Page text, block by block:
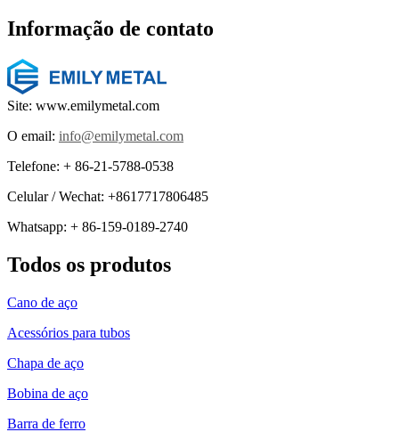
Informação de contato
Site: www.emilymetal.com
O email: info@emilymetal.com
Telefone: + 86-21-5788-0538
Celular / Wechat: +8617717806485
Whatsapp: + 86-159-0189-2740
Todos os produtos
Cano de aço
Acessórios para tubos
Chapa de aço
Bobina de aço
Barra de ferro